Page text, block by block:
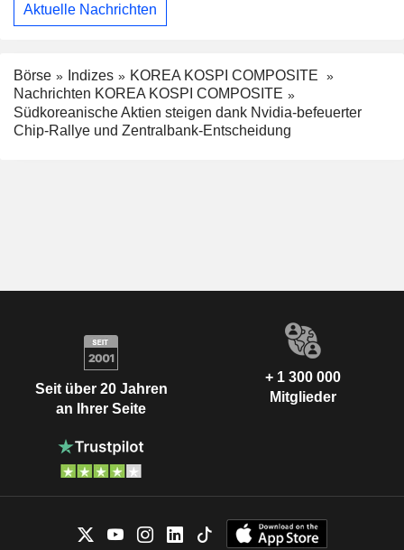
Aktuelle Nachrichten
Börse Indizes
KOREA KOSPI COMPOSITE
Nachrichten KOREA KOSPI COMPOSITE
Südkoreanische Aktien steigen dank Nvidia-befeuerter
Chip-Rallye und Zentralbank-Entscheidung
Seit über 20 Jahren
an Ihrer Seite
+ 1 300 000
Mitglieder